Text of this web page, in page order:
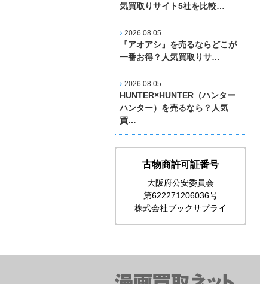
気買取りサイト5社を比較…
2026.08.05
『アオアシ』を売るならどこが
一番お得？人気買取りサ…
2026.08.05
HUNTER×HUNTER（ハンター
ハンター）を売るなら？人気
買…
古物商許可証番号
大阪府公安委員会
第622271206036号
株式会社ブックサプライ